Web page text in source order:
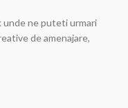
unde ne puteti urmari
de amenajare,